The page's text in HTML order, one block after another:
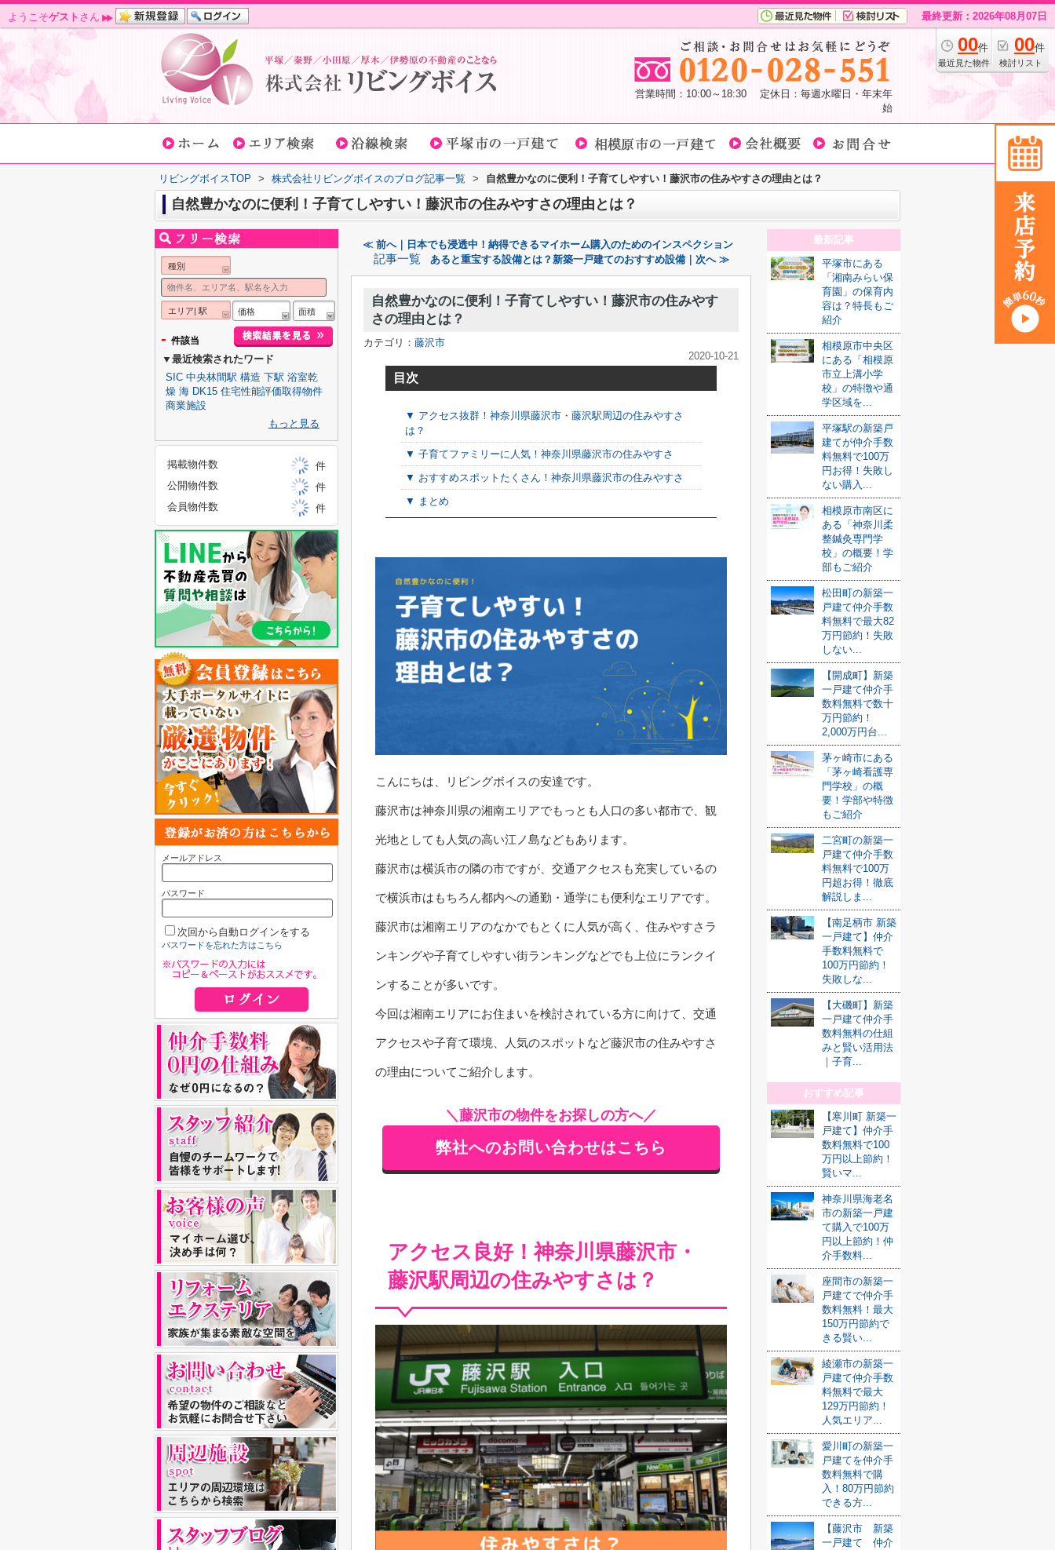
ようこそゲスト さん 最終更新：2026年08月07日
00件
最近見た物件
00件
検討リスト
営業時間：10:00～18:30 定休日：毎週水曜日・年末年
始
リビングボイスTOP > 株式会社リビングボイスのブログ記事一覧 > 自然豊かなのに便利！子育てしやすい！藤沢市の住みやすさの理由とは？
自然豊かなのに便利！子育てしやすい！藤沢市の住みやすさの理由とは？
≪ 前へ｜日本でも浸透中！納得できるマイホーム購入のためのインスペクション
記事一覧 あると重宝する設備とは？新築一戸建てのおすすめ設備｜次へ ≫
自然豊かなのに便利！子育てしやすい！藤沢市の住みやす
さの理由とは？
カテゴリ： 藤沢市
2020-10-21
目次
▼ アクセス抜群！神奈川県藤沢市・藤沢駅周辺の住みやすさ
は？
▼ 子育てファミリーに人気！神奈川県藤沢市の住みやすさ
▼ おすすめスポットたくさん！神奈川県藤沢市の住みやすさ
▼ まとめ
こんにちは、リビングボイスの安達です。
藤沢市は神奈川県の湘南エリアでもっとも人口の多い都市で、観
光地としても人気の高い江ノ島などもあります。
藤沢市は横浜市の隣の市ですが、交通アクセスも充実しているの
で横浜市はもちろん都内への通勤・通学にも便利なエリアです。
藤沢市は湘南エリアのなかでもとくに人気が高く、住みやすさラ
ンキングや子育てしやすい街ランキングなどでも上位にランクイ
ンすることが多いです。
今回は湘南エリアにお住まいを検討されている方に向けて、交通
アクセスや子育て環境、人気のスポットなど藤沢市の住みやすさ
の理由についてご紹介します。
＼藤沢市の物件をお探しの方へ／
弊社へのお問い合わせはこちら
アクセス良好！神奈川県藤沢市・
藤沢駅周辺の住みやすさは？
最新記事
平塚市にある
「湘南みらい保
育園」の保育内
容は？特長もご
紹介
相模原市中央区
にある「相模原
市立上溝小学
校」の特徴や通
学区域を...
平塚駅の新築戸
建てが仲介手数
料無料で100万
円お得！失敗し
ない購入...
相模原市南区に
ある「神奈川柔
整鍼灸専門学
校」の概要！学
部もご紹介
松田町の新築一
戸建て仲介手数
料無料で最大82
万円節約！失敗
しない...
【開成町】新築
一戸建て仲介手
数料無料で数十
万円節約！
2,000万円台...
茅ヶ崎市にある
「茅ヶ崎看護専
門学校」の概
要！学部や特徴
もご紹介
二宮町の新築一
戸建て仲介手数
料無料で100万
円超お得！徹底
解説しま...
【南足柄市 新築
一戸建て】仲介
手数料無料で
100万円節約！
失敗しな...
【大磯町】新築
一戸建て仲介手
数料無料の仕組
みと賢い活用法
｜子育...
おすすめ記事
【寒川町 新築一
戸建て】仲介手
数料無料で100
万円以上節約！
賢いマ...
神奈川県海老名
市の新築一戸建
て購入で100万
円以上節約！仲
介手数料...
座間市の新築一
戸建てで仲介手
数料無料！最大
150万円節約で
きる賢い...
綾瀬市の新築一
戸建て仲介手数
料無料で最大
129万円節約！
人気エリア...
愛川町の新築一
戸建てを仲介手
数料無料で購
入！80万円節約
できる方...
【藤沢市 新築
一戸建て 仲介
種別
エリア| 駅 価格 面積
- 件該当
▼最近検索されたワード
SIC 中央林間駅 構造 下駅 浴室乾
燥 海 DK15 住宅性能評価取得物件
商業施設
もっと見る
掲載物件数
件
公開物件数
件
会員物件数
件
メールアドレス
パスワード
次回から自動ログインをする
パスワードを忘れた方はこちら